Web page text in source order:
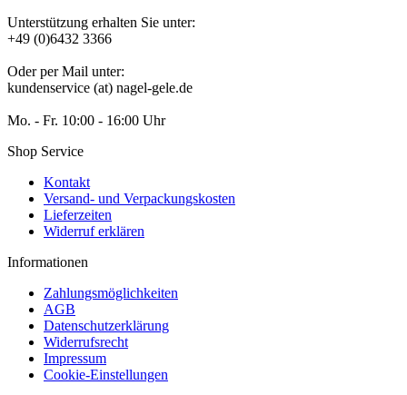
Unterstützung erhalten Sie unter:
+49 (0)6432 3366
Oder per Mail unter:
kundenservice (at) nagel-gele.de
Mo. - Fr. 10:00 - 16:00 Uhr
Shop Service
Kontakt
Versand- und Verpackungskosten
Lieferzeiten
Widerruf erklären
Informationen
Zahlungsmöglichkeiten
AGB
Datenschutzerklärung
Widerrufsrecht
Impressum
Cookie-Einstellungen